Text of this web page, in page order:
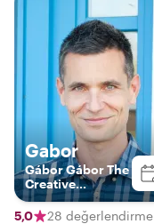
Gabor
Gábor Gábor The
Creative
Photographer-
Guide
5,0 28 değerlendirme